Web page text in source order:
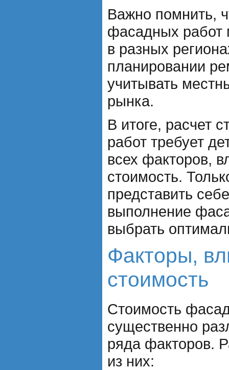
Важно помнить,
фасадных работ
в разных
планировании
учитывать
рынка.
В итоге, расчет
работ требует
всех факторов,
стоимость.
представить
выполнение
выбрать
Факторы,
стоимость
Стоимость
существенно
ряда факторов.
из них: